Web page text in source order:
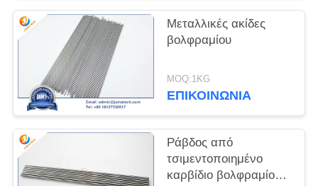
Μεταλλικές ακίδες
βολφραμίου
MOQ:1KG
ΕΠΙΚΟΙΝΩΝΊΑ
Ράβδος από
τσιμεντοποιημένο
καρβίδιο βολφραμίου